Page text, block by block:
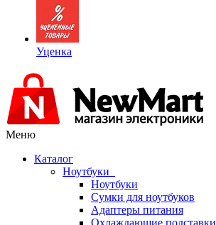
Уценка
Меню
Каталог
Ноутбуки
Ноутбуки
Сумки для ноутбуков
Адаптеры питания
Охлаждающие подставки